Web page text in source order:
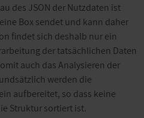
des JSON der Nutzdaten ist
Box sendet und kann daher
findet sich deshalb nur ein
der tatsächlichen Daten
auch das Analysieren der
werden die
aufbereitet, so dass keine
Struktur sortiert ist.